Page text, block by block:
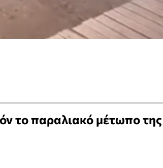
το παραλιακό μέτωπο της